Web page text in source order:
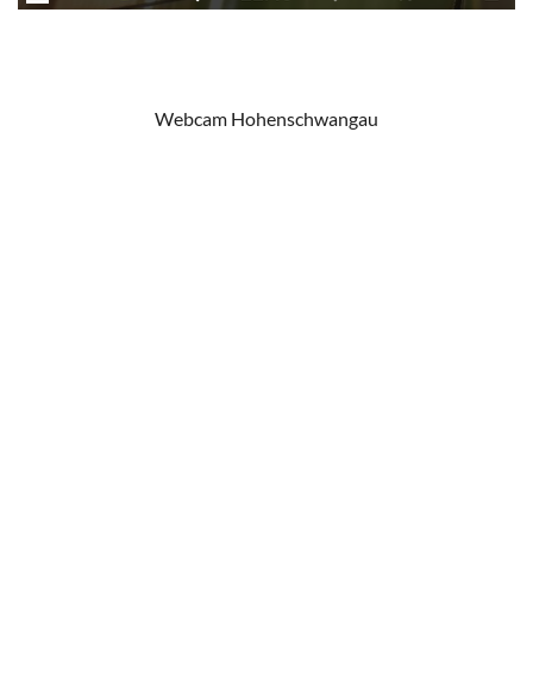
Webcam Hohenschwangau